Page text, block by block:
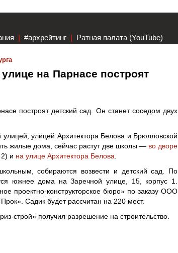
| #архрейтинг | Ратная палата (YouTube)
на Парнасе построят
построят детский сад. Он станет соседом двух
улицей Архитектора Белова и Брюлловской
жилые дома, сейчас растут две школы — во дворе
и на улице Архитектора Белова
собираются возвести и детский сад. По
южнее дома на Заречной улице, 15, корпус 1.
проектно-конструкторское бюро» по заказу ООО
Садик будет рассчитан на 220 мест.
строй» получил разрешение на строительство.